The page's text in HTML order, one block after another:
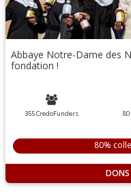
Abbaye Notre-Dame des
fondation !
355 CredoFunders 80
80%
DONS